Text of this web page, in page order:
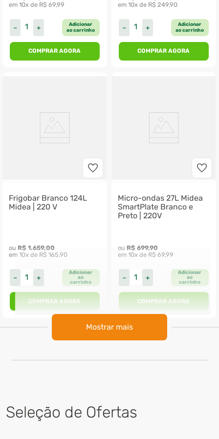
em 10x de R$ 69,99
＋
－
Adicionar
ao carrinho
COMPRAR AGORA
em 10x de R$ 249,90
＋
－
Adicionar
ao carrinho
COMPRAR AGORA
Frigobar Branco 124L
Midea | 220 V
ou R$ 1.659,00
em 10x de R$ 165,90
＋
－
Adicionar
ao
carrinho
COMPRAR AGORA
Micro-ondas 27L Midea
SmartPlate Branco e
Preto | 220V
ou R$ 699,90
em 10x de R$ 69,99
＋
－
Adicionar
ao
carrinho
COMPRAR AGORA
Mostrar mais
Seleção de Ofertas